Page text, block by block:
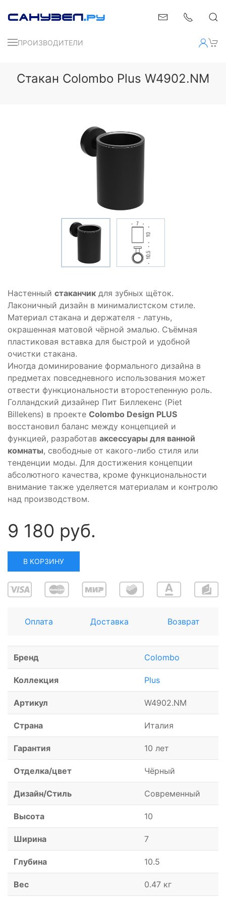
ПРОИЗВОДИТЕЛИ
Стакан Colombo Plus W4902.NM
Настенный стаканчик для зубных щёток.
Лаконичный дизайн в минималистском стиле.
Материал стакана и держателя - латунь,
окрашенная матовой чёрной эмалью. Съёмная
пластиковая вставка для быстрой и удобной
очистки стакана.
Иногда доминирование формального дизайна в
предметах повседневного использования может
отвести функциональности второстепенную роль.
Голландский дизайнер Пит Биллекенс (Piet
Billekens) в проекте Colombo Design PLUS
восстановил баланс между концепцией и
функцией, разработав аксессуары для ванной
комнаты, свободные от какого-либо стиля или
тенденции моды. Для достижения концепции
абсолютного качества, кроме функциональности
внимание также уделяется материалам и контролю
над производством.
9 180 руб.
В КОРЗИНУ
Оплата Доставка Возврат
Бренд Colombo
Коллекция Plus
Артикул W4902.NM
Страна Италия
Гарантия 10 лет
Отделка/цвет Чёрный
Дизайн/Стиль Современный
Высота 10
Ширина 7
Глубина 10.5
Вес 0.47 кг